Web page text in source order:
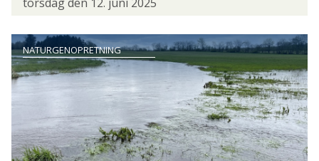
MEDEFISKERSEKTIONEN
NATUR- OG MILJØKOORDINATORER
POLITIK PRESSEMEDDELELSE
PROJEKT STALLING SAGSBEHANDLING
NATURGENOPRETNING